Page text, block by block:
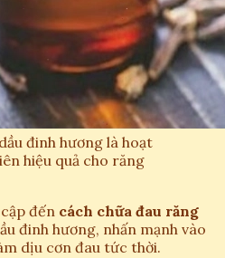
đinh hương là hoạt
hiệu quả cho răng
đến cách chữa đau răng
đinh hương, nhấn mạnh vào
dịu cơn đau tức thời.